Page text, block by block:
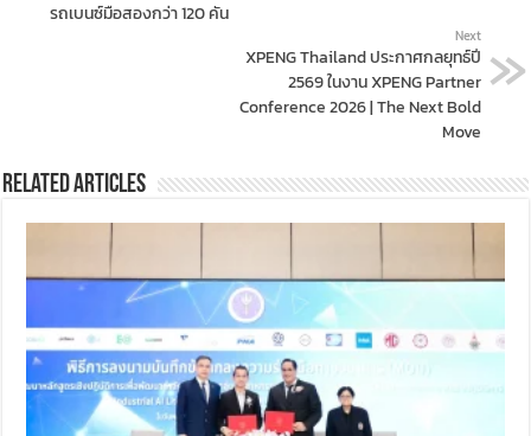
รถเบนซ์มือสองกว่า 120 คัน
Next
XPENG Thailand ประกาศกลยุทธ์ปี
2569 ในงาน XPENG Partner
Conference 2026 | The Next Bold
Move
Related Articles